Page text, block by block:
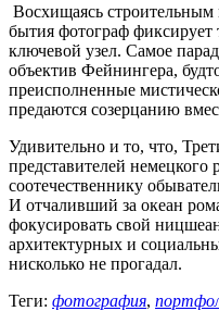
Восхищаясь строительным
бытия фотограф
ключевой узел. Самое
объектив Фейнингера,
преисполненные
предаются созерцанию
Удивительно и то, что,
представителей немецкого
соотечественнику
И отчаливший за океан
фокусировать свой
архитектурных и
нисколько не прогадал.
Теги: фотография,